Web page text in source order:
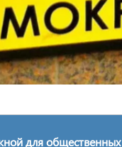
для